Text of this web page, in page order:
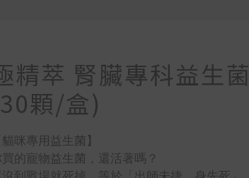
精萃 腎臟專科益生菌
顆/盒)
貓咪專用益生菌】
的寵物益生菌，還活著嗎？